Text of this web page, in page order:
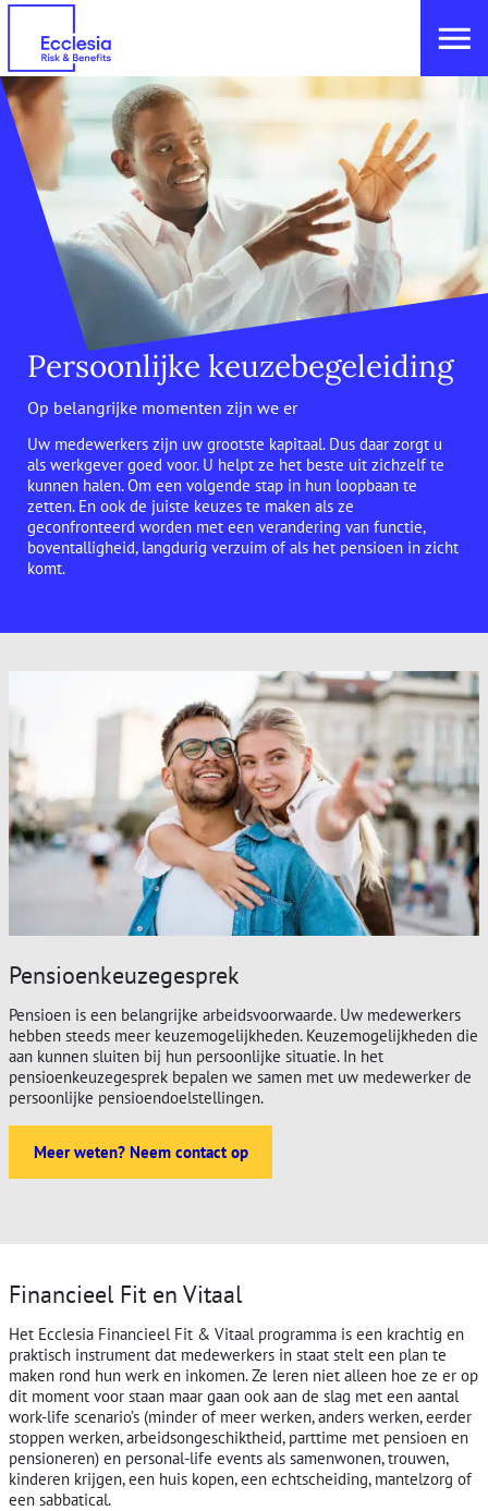
Persoonlijke keuzebegeleiding
Op belangrijke momenten zijn we er
Uw medewerkers zijn uw grootste kapitaal. Dus daar zorgt u
als werkgever goed voor. U helpt ze het beste uit zichzelf te
kunnen halen. Om een volgende stap in hun loopbaan te
zetten. En ook de juiste keuzes te maken als ze
geconfronteerd worden met een verandering van functie,
boventalligheid, langdurig verzuim of als het pensioen in zicht
komt.
Pensioenkeuzegesprek
Pensioen is een belangrijke arbeidsvoorwaarde. Uw medewerkers
hebben steeds meer keuzemogelijkheden. Keuzemogelijkheden die
aan kunnen sluiten bij hun persoonlijke situatie. In het
pensioenkeuzegesprek bepalen we samen met uw medewerker de
persoonlijke pensioendoelstellingen.
Meer weten? Neem contact op
Financieel Fit en Vitaal
Het Ecclesia Financieel Fit & Vitaal programma is een krachtig en
praktisch instrument dat medewerkers in staat stelt een plan te
maken rond hun werk en inkomen. Ze leren niet alleen hoe ze er op
dit moment voor staan maar gaan ook aan de slag met een aantal
work-life scenario’s (minder of meer werken, anders werken, eerder
stoppen werken, arbeidsongeschiktheid, parttime met pensioen en
pensioneren) en personal-life events als samenwonen, trouwen,
kinderen krijgen, een huis kopen, een echtscheiding, mantelzorg of
een sabbatical.